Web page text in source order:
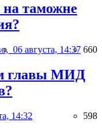
таможне
06 августа, 14:37 660
главы МИД
14:32 598